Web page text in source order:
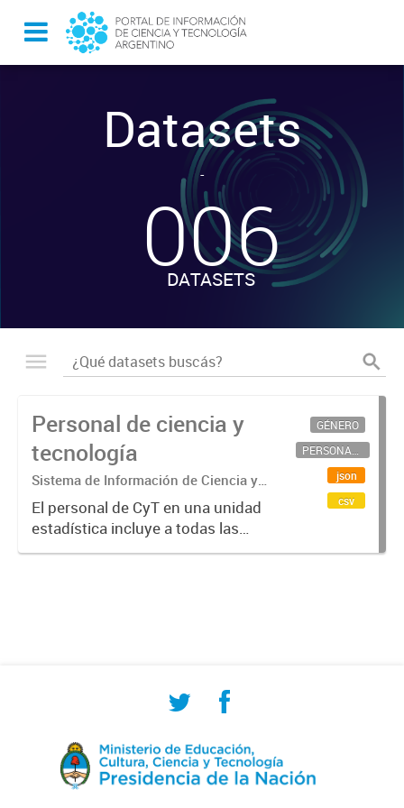
Datasets
-
006
DATASETS
Personal de ciencia y
tecnología
Sistema de Información de Ciencia y
Tecnología Argentino (SICYTAR)
El personal de CyT en una unidad
estadística incluye a todas las
personas involucradas
GÉNERO
PERSONAL CIENTÍFICO-TECNOLÓGICO
json
csv